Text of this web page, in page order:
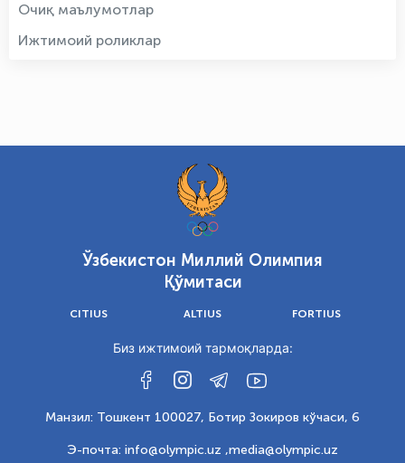
Очиқ маълумотлар
Ижтимоий роликлар
Ўзбекистон Миллий Олимпия
Қўмитаси
CITIUS ALTIUS FORTIUS
Биз ижтимоий тармоқларда:
Манзил: Тошкент 100027, Ботир Зокиров кўчаси, 6
Э-почта: info@olympic.uz ,media@olympic.uz